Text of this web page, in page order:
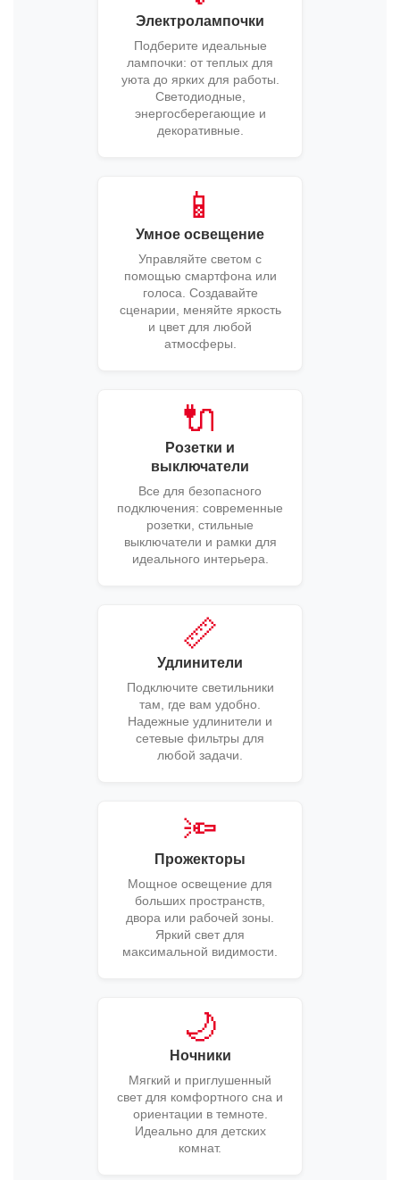
Электролампочки
Подберите идеальные
лампочки: от теплых для
уюта до ярких для работы.
Светодиодные,
энергосберегающие и
декоративные.
📱
Умное освещение
Управляйте светом с
помощью смартфона или
голоса. Создавайте
сценарии, меняйте яркость
и цвет для любой
атмосферы.
🔌
Розетки и
выключатели
Все для безопасного
подключения: современные
розетки, стильные
выключатели и рамки для
идеального интерьера.
📏
Удлинители
Подключите светильники
там, где вам удобно.
Надежные удлинители и
сетевые фильтры для
любой задачи.
🔦
Прожекторы
Мощное освещение для
больших пространств,
двора или рабочей зоны.
Яркий свет для
максимальной видимости.
🌙
Ночники
Мягкий и приглушенный
свет для комфортного сна и
ориентации в темноте.
Идеально для детских
комнат.